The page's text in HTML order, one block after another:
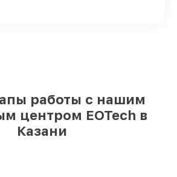
работы с нашим
центром EOTech в
Казани